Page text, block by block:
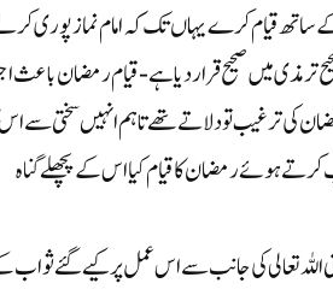
ساتھ قیام کرے یہاں تک کہ امام نماز پوری کر
حدیث کو امام البانی نے صحیح ترمذی میں صحیح قرار دیا ہے-قیام رمضان
کی ترغیب تودلاتے تھے تاہم انہیں سختی سے
ہوئےرمضان کا قیام کیا اس کے پچھلے گناہ
تعالی کی جانب سے اس عمل پر کیے گئے ثواب